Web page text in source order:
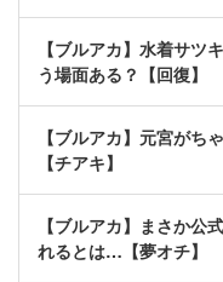
【ブルアカ】水着サツ
う場面ある？【回復】
【ブルアカ】元宮がち
【チアキ】
【ブルアカ】まさか公
れるとは…【夢オチ】